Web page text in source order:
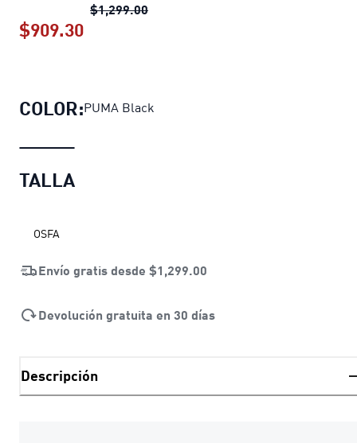
$1,299.00Bolso baguette Verve
$909.30
COLOR:PUMA Black
TALLA
OSFA
Envío gratis desde $1,299.00
Devolución gratuita en 30 días
Descripción